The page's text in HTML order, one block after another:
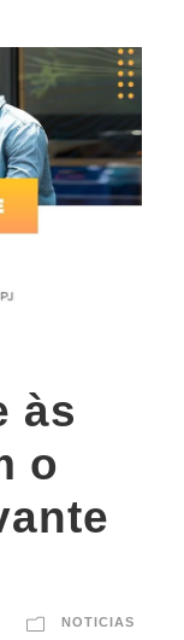
às
o
NOTICIAS